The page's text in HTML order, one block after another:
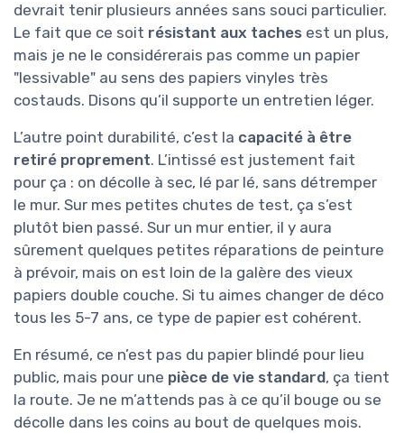
devrait tenir plusieurs années sans souci particulier.
Le fait que ce soit résistant aux taches est un plus,
mais je ne le considérerais pas comme un papier
"lessivable" au sens des papiers vinyles très
costauds. Disons qu’il supporte un entretien léger.
L’autre point durabilité, c’est la capacité à être
retiré proprement. L’intissé est justement fait
pour ça : on décolle à sec, lé par lé, sans détremper
le mur. Sur mes petites chutes de test, ça s’est
plutôt bien passé. Sur un mur entier, il y aura
sûrement quelques petites réparations de peinture
à prévoir, mais on est loin de la galère des vieux
papiers double couche. Si tu aimes changer de déco
tous les 5-7 ans, ce type de papier est cohérent.
En résumé, ce n’est pas du papier blindé pour lieu
public, mais pour une pièce de vie standard, ça tient
la route. Je ne m’attends pas à ce qu’il bouge ou se
décolle dans les coins au bout de quelques mois.